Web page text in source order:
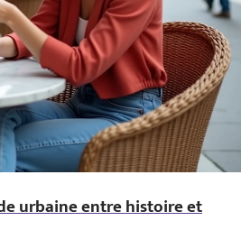
urbaine entre histoire et